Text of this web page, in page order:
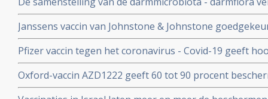
coronavirus verdwenen bij alle deelnemende patienten.
COVID-19, vooral de functies in het darmmicrobioom
immuunreacties beinvloeden de ernst van de ziekte
Janssens vaccin van Johnstone & Johnstone
vaccin tegen het coronavirus.
Pfizer vaccin tegen het coronavirus - Covid-19 geeft
met 90 procent effectiviteit, maar er zijn nog veel
Oxford-vaccin AZD1222 geeft 60 tot 90 procent
Covid-19 zegt producent Astrazeneca in een